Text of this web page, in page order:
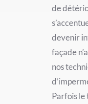
de
devenir
façade
nos
Parfois